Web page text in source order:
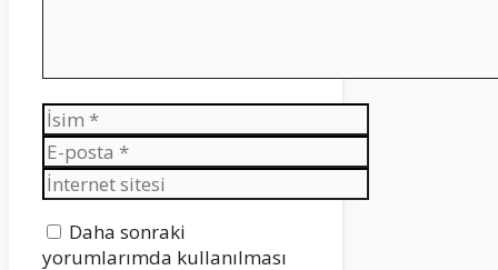
İsim
E-
posta
İnternet
sitesi
Daha sonraki
yorumlarımda kullanılması